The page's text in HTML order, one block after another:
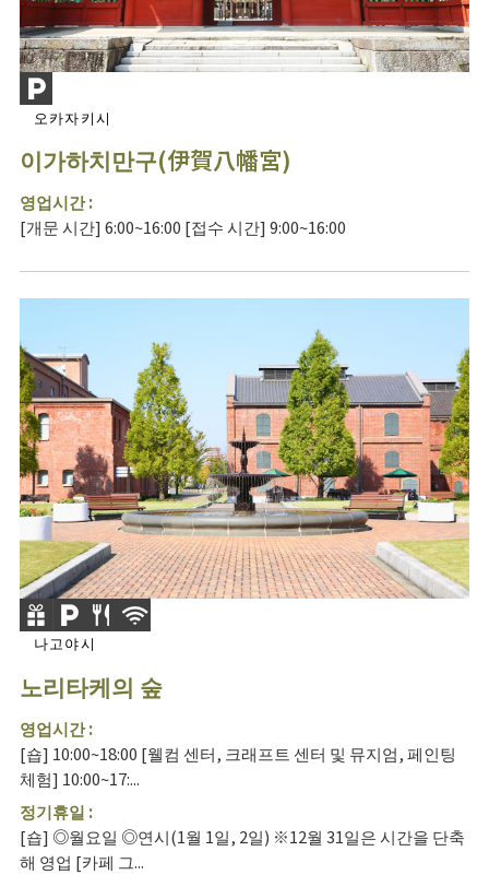
오카자키시
이가하치만구(伊賀八幡宮)
영업시간 :
[개문 시간] 6:00~16:00 [접수 시간] 9:00~16:00
나고야시
노리타케의 숲
영업시간 :
[숍] 10:00~18:00 [웰컴 센터, 크래프트 센터 및 뮤지엄, 페인팅
체험] 10:00~17:...
정기휴일 :
[숍] ◎월요일 ◎연시(1월 1일, 2일) ※12월 31일은 시간을 단축
해 영업 [카페 그...